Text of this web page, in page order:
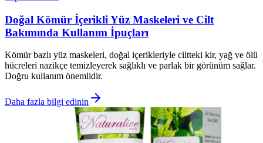
Doğal Kömür İçerikli Yüz Maskeleri ve Cilt
Bakımında Kullanım İpuçları
Kömür bazlı yüz maskeleri, doğal içerikleriyle ciltteki kir, yağ ve ölü
hücreleri nazikçe temizleyerek sağlıklı ve parlak bir görünüm sağlar.
Doğru kullanım önemlidir.
Daha fazla bilgi edinin